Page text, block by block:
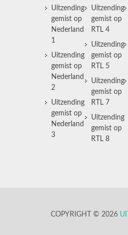
Uitzending
gemist op
Nederland
1
Uitzending
gemist op
Nederland
2
Uitzending
gemist op
Nederland
3
Uitzending
gemist op
RTL 4
Uitzending
gemist op
RTL 5
Uitzending
gemist op
RTL 7
Uitzending
gemist op
RTL 8
COPYRIGHT © 2026